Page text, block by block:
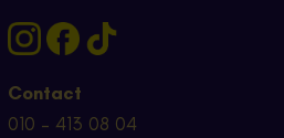
Contact
010 – 413 08 04